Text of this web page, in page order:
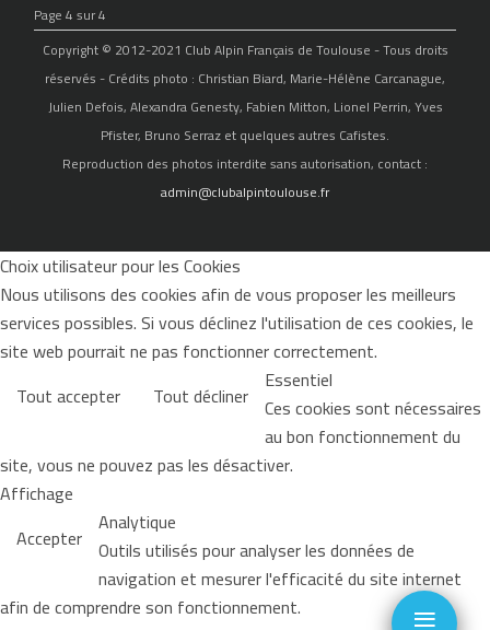
Page 4 sur 4
Copyright © 2012-2021 Club Alpin Français de Toulouse - Tous droits
réservés - Crédits photo : Christian Biard, Marie-Hélène Carcanague,
Julien Defois, Alexandra Genesty, Fabien Mitton, Lionel Perrin, Yves
Pfister, Bruno Serraz et quelques autres Cafistes.
Reproduction des photos interdite sans autorisation, contact :
admin@clubalpintoulouse.fr
Choix utilisateur pour les Cookies
Nous utilisons des cookies afin de vous proposer les meilleurs
services possibles. Si vous déclinez l'utilisation de ces cookies, le
site web pourrait ne pas fonctionner correctement.
Tout accepter
Tout décliner Essentiel
Ces cookies sont nécessaires
au bon fonctionnement du
site, vous ne pouvez pas les désactiver.
Affichage
Accepter Analytique
Outils utilisés pour analyser les données de
navigation et mesurer l'efficacité du site internet
afin de comprendre son fonctionnement.
≡